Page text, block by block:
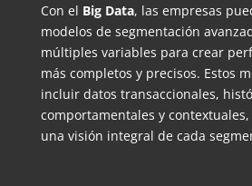
Con el Big Data, las empresas
modelos de segmentación
múltiples variables para crear
más completos y precisos. Estos
incluir datos transaccionales,
comportamentales y
una visión integral de cada